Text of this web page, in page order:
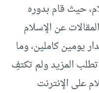
حيث قام بدوره
عن الإسلام
يومين كاملين، وما
المزيد ولم تكتفِ
على الإنترنت